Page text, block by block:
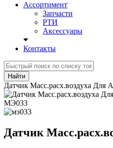
Ассортимент
Запчасти
РТИ
Аксессуары
Контакты
Найти
Датчик Масс.расх.воздуха Для
МЭ033
Датчик